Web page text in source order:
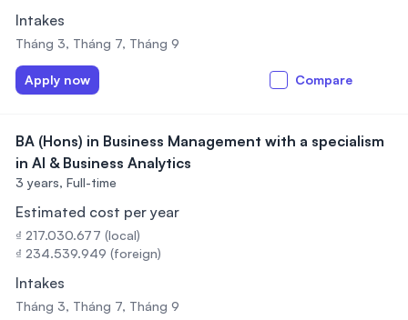
Intakes
Tháng 3, Tháng 7, Tháng 9
Apply now Compare
BA (Hons) in Business Management with a specialism
in AI & Business Analytics
3 years, Full-time
Estimated cost per year
₫ 217.030.677 (local)
₫ 234.539.949 (foreign)
Intakes
Tháng 3, Tháng 7, Tháng 9